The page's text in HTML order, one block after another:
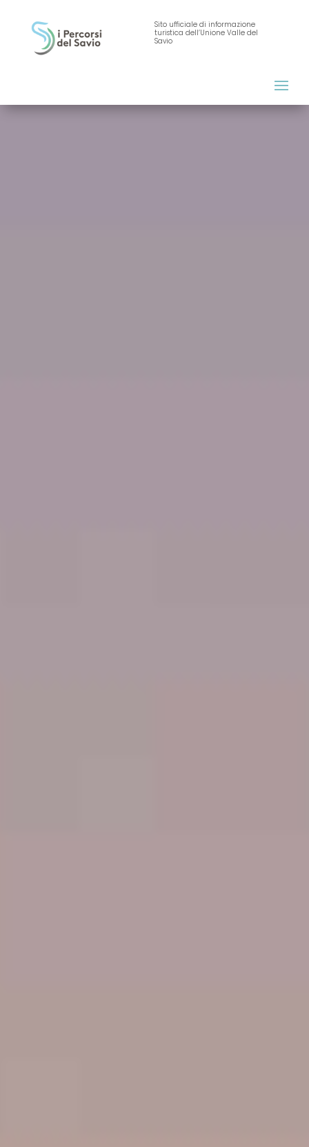
Sito ufficiale di informazione
turistica dell’Unione Valle del
Savio